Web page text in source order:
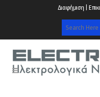
Διαφήμιση |